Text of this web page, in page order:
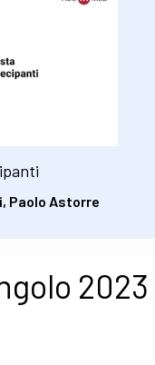
Paolo Astorre
2023